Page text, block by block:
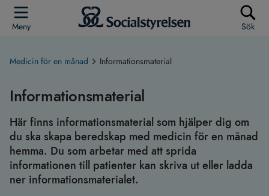
Meny Sök
Medicin för en månad Informationsmaterial
Informationsmaterial
Här finns informationsmaterial som hjälper dig om
du ska skapa beredskap med medicin för en månad
hemma. Du som arbetar med att sprida
informationen till patienter kan skriva ut eller ladda
ner informationsmaterialet.